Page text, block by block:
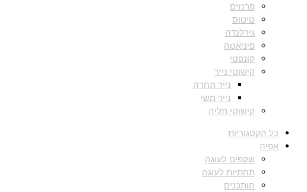
פרנזים
טיטוס
גירלנדה
פיניאטה
קונפטי
קישוטי נייר
נייר תחרה
נייר משי
קישוטי תליה
כל הקטגוריות
אפיה
שקפים לעוגה
תחתיות לעוגה
חותכנים